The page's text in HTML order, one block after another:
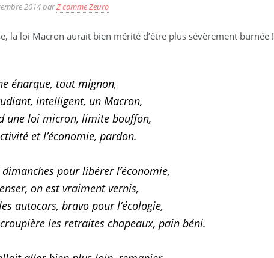
2014parZ comme Zeuro
la loi Macron aurait bien mérité d’être plus sévèrement burnée !
énarque, tout mignon,
intelligent, un Macron,
une loi micron, limite bouffon,
et l’économie, pardon.
pour libérer l’économie,
on est vraiment vernis,
autocars, bravo pour l’écologie,
les retraites chapeaux, pain béni.